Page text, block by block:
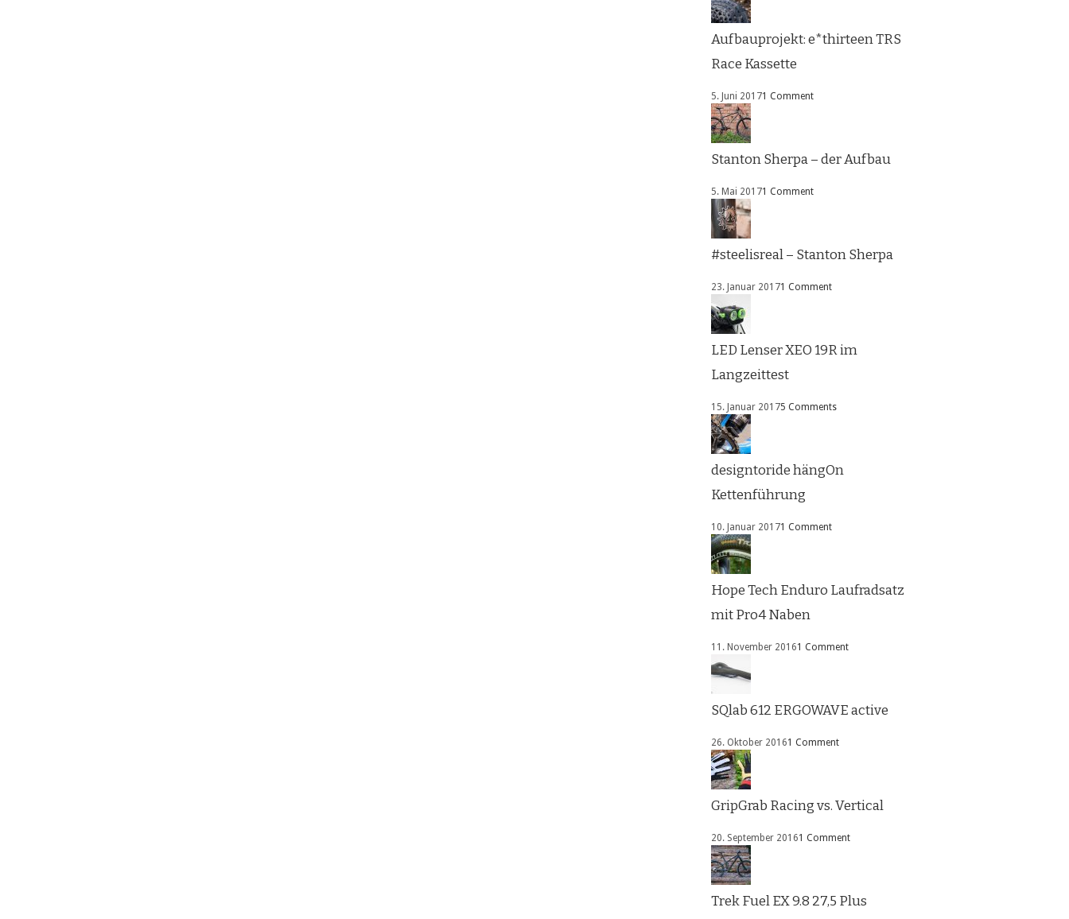
Aufbauprojekt: e*thirteen TRS
Race Kassette
5. Juni 20171 Comment
Stanton Sherpa – der Aufbau
5. Mai 20171 Comment
#steelisreal – Stanton Sherpa
23. Januar 20171 Comment
LED Lenser XEO 19R im
Langzeittest
15. Januar 20175 Comments
designtoride hängOn
Kettenführung
10. Januar 20171 Comment
Hope Tech Enduro Laufradsatz
mit Pro4 Naben
11. November 20161 Comment
SQlab 612 ERGOWAVE active
26. Oktober 20161 Comment
GripGrab Racing vs. Vertical
20. September 20161 Comment
Trek Fuel EX 9.8 27,5 Plus